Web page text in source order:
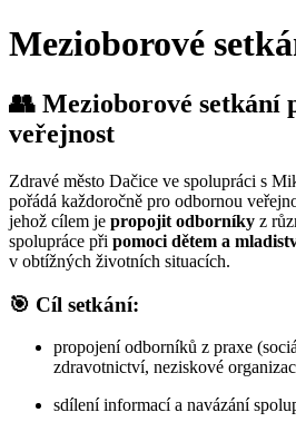
Mezioborové
👥 Mezioborové setkání
veřejnost
Zdravé město Dačice ve spolupráci s
pořádá každoročně pro odbornou
jehož cílem je propojit odborníky z
spolupráce při pomoci dětem a
v obtížných životních situacích.
🎯 Cíl setkání:
propojení odborníků z praxe
zdravotnictví, neziskové
sdílení informací a navázání